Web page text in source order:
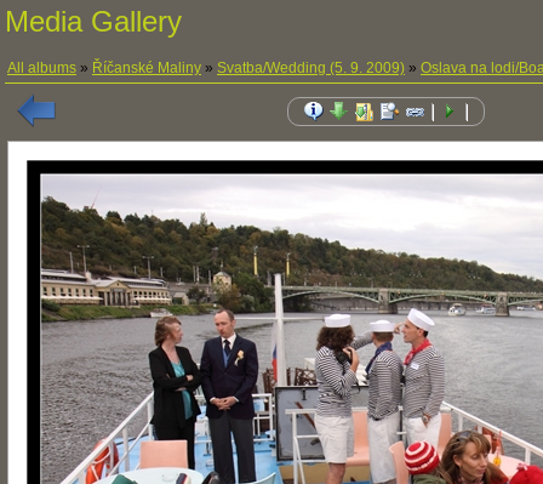
Media Gallery
All albums » Říčanské Maliny » Svatba/Wedding (5. 9. 2009) » Oslava na lodi/